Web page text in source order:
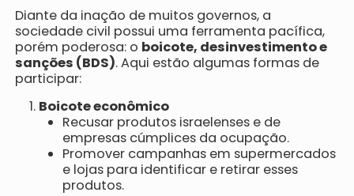
Diante da inação de muitos governos, a
sociedade civil possui uma ferramenta pacífica,
porém poderosa: o boicote, desinvestimento e
sanções (BDS). Aqui estão algumas formas de
participar:
Boicote econômico
Recusar produtos israelenses e de
empresas cúmplices da ocupação.
Promover campanhas em supermercados
e lojas para identificar e retirar esses
produtos.